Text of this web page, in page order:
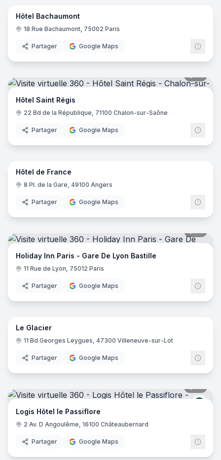
Hôtel Bachaumont
18 Rue Bachaumont, 75002 Paris
Partager Google Maps
Hôtel Saint Régis
22 Bd de la République, 71100 Chalon-sur-Saône
Partager Google Maps
8
Hôtel de France
8 Pl. de la Gare, 49100 Angers
Partager Google Maps
Holiday Inn Paris - Gare De Lyon Bastille
11 Rue de Lyon, 75012 Paris
Partager Google Maps
24
Le Glacier
11 Bd Georges Leygues, 47300 Villeneuve-sur-Lot
Partager Google Maps
Logis Hôtel le Passiflore
2 Av. D Angoulême, 16100 Châteaubernard
Partager Google Maps